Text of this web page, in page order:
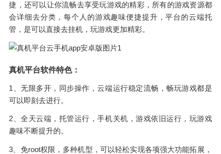
捷，还可以让你流畅去享受玩游戏的精彩，所有的游戏资源都
会详细去分类，每个人的游戏趣味便捷提升，平台的云端托
管，是可以直接去挂机，玩游戏更加精彩。
真机平台软件特色：
1、无限多开，同步操作，云端运行稳定流畅，畅玩游戏都是
可以即刻去进行。
2、全天云端，托管运行，手机关机，游戏依旧运行，玩游戏
趣味不断提升的。
3、免root权限，多种机型，可以轻松实现各项强大功能拓展，